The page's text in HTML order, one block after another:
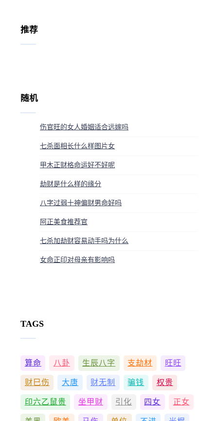
推荐
随机
伤官旺的女人婚姻适合远嫁吗
七杀面相长什么样图片女
甲木正财格命运好不好呢
劫财是什么样的缘分
八字过弱十神偏财男命好吗
阿正美食推荐官
七杀加劫财容易动手吗为什么
女命正印对母亲有影响吗
TAGS
算命 八卦 生辰八字 支劫材 旺旺
财巳伤 大唐 财无制 骗钱 权贵
印六乙鼠贵 坐甲财 引化 四女 正女